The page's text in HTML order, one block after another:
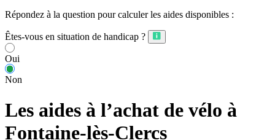
Répondez à la question pour calculer les aides disponibles :
Êtes-vous en situation de handicap ?
Oui
Non
Les aides à l’achat de vélo à
Fontaine-lès-Clercs